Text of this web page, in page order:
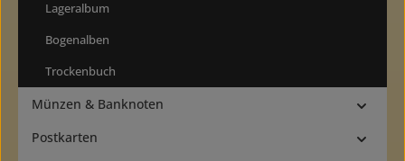
Lageralbum
Bogenalben
Trockenbuch
Münzen & Banknoten
Postkarten